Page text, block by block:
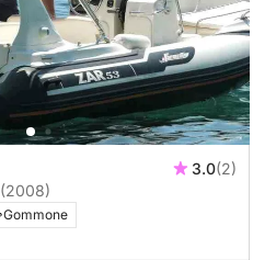
3.0(2)
(2008)
Gommone